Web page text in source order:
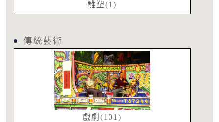
雕塑(1)
傳統藝術
戲劇(101)